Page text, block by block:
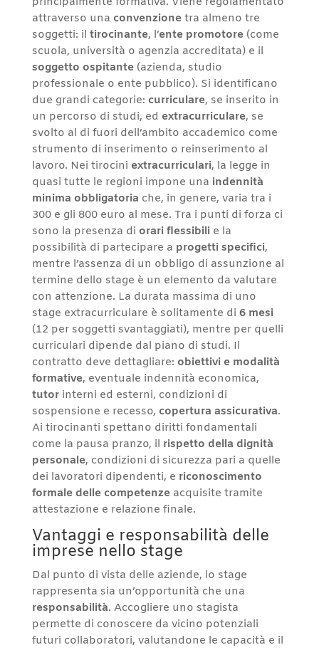
attraverso una convenzionetra almeno tre
soggetti: il tirocinante, l’ente promotore(come
scuola, università o agenzia accreditata) e il
soggetto ospitante(azienda, studio
professionale o ente pubblico). Si identificano
due grandi categorie: curriculare, se inserito in
un percorso di studi, ed extracurriculare, se
svolto al di fuori dell’ambito accademico come
strumento di inserimento o reinserimento al
lavoro. Nei tirocini extracurriculari, la legge in
quasi tutte le regioni impone una indennità
minima obbligatoria che, in genere, varia tra i
300 e gli 800 euro al mese. Tra i punti di forza ci
sono la presenza di orari flessibilie la
possibilità di partecipare a progetti specifici,
mentre l’assenza di un obbligo di assunzione al
termine dello stage è un elemento da valutare
con attenzione. La durata massima di uno
stage extracurriculare è solitamente di 6 mesi
(12 per soggetti svantaggiati), mentre per quelli
curriculari dipende dal piano di studi. Il
contratto deve dettagliare: obiettivi e modalità
formative, eventuale indennità economica,
tutorinterni ed esterni, condizioni di
sospensione e recesso, copertura assicurativa.
Ai tirocinanti spettano diritti fondamentali
come la pausa pranzo, il rispetto della dignità
personale, condizioni di sicurezza pari a quelle
dei lavoratori dipendenti, e riconoscimento
formale delle competenzeacquisite tramite
attestazione e relazione finale.
Vantaggi e responsabilità delle
imprese nello stage
Dal punto di vista delle aziende, lo stage
rappresenta sia un’opportunità che una
responsabilità. Accogliere uno stagista
permette di conoscere da vicino potenziali
futuri collaboratori, valutandone le capacità e il